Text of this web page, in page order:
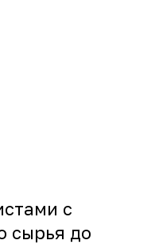
с
сырья до